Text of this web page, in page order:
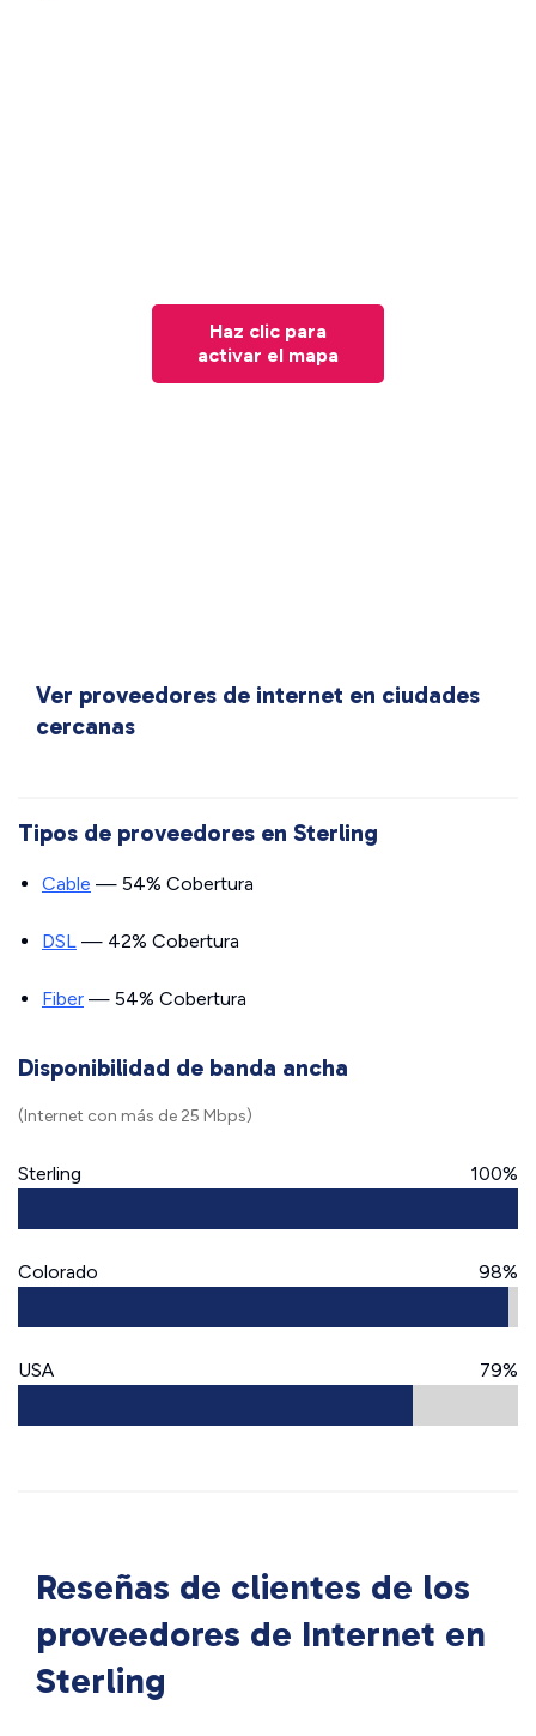
Haz clic para
activar el mapa
Ver proveedores de internet en ciudades
cercanas
Tipos de proveedores en Sterling
Cable — 54% Cobertura
DSL — 42% Cobertura
Fiber — 54% Cobertura
Disponibilidad de banda ancha
(Internet con más de 25 Mbps)
Sterling 100%
Colorado 98%
USA 79%
Reseñas de clientes de los
proveedores de Internet en
Sterling